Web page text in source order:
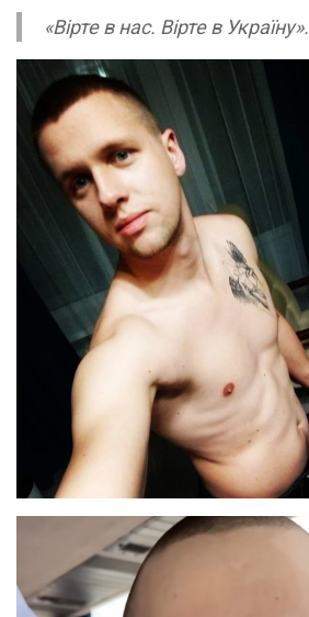
«Вірте в нас. Вірте в Україну».